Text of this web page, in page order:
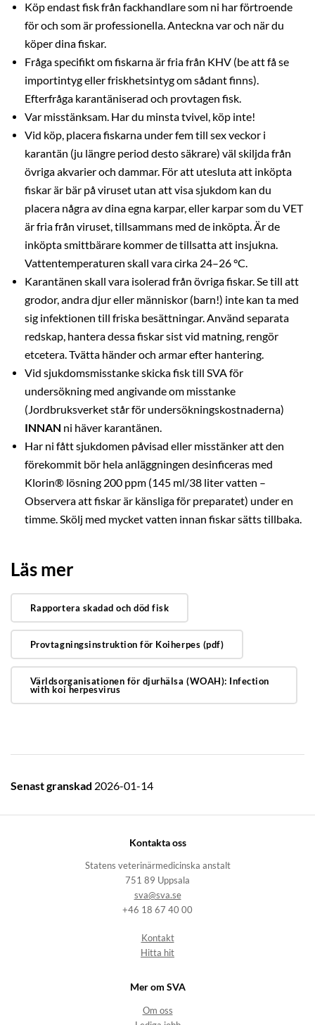
Köp endast fisk från fackhandlare som ni har förtroende
för och som är professionella. Anteckna var och när du
köper dina fiskar.
Fråga specifikt om fiskarna är fria från KHV (be att få se
importintyg eller friskhetsintyg om sådant finns).
Efterfråga karantäniserad och provtagen fisk.
Var misstänksam. Har du minsta tvivel, köp inte!
Vid köp, placera fiskarna under fem till sex veckor i
karantän (ju längre period desto säkrare) väl skiljda från
övriga akvarier och dammar. För att utesluta att inköpta
fiskar är bär på viruset utan att visa sjukdom kan du
placera några av dina egna karpar, eller karpar som du VET
är fria från viruset, tillsammans med de inköpta. Är de
inköpta smittbärare kommer de tillsatta att insjukna.
Vattentemperaturen skall vara cirka 24–26 °C.
Karantänen skall vara isolerad från övriga fiskar. Se till att
grodor, andra djur eller människor (barn!) inte kan ta med
sig infektionen till friska besättningar. Använd separata
redskap, hantera dessa fiskar sist vid matning, rengör
etcetera. Tvätta händer och armar efter hantering.
Vid sjukdomsmisstanke skicka fisk till SVA för
undersökning med angivande om misstanke
(Jordbruksverket står för undersökningskostnaderna)
INNAN ni häver karantänen.
Har ni fått sjukdomen påvisad eller misstänker att den
förekommit bör hela anläggningen desinficeras med
Klorin® lösning 200 ppm (145 ml/38 liter vatten –
Observera att fiskar är känsliga för preparatet) under en
timme. Skölj med mycket vatten innan fiskar sätts tillbaka.
Läs mer
Rapportera skadad och död fisk
Provtagningsinstruktion för Koiherpes (pdf)
Världsorganisationen för djurhälsa (WOAH): Infection
with koi herpesvirus
Senast granskad 2026-01-14
Kontakta oss
Statens veterinärmedicinska anstalt
751 89 Uppsala
sva@sva.se
+46 18 67 40 00
Kontakt
Hitta hit
Mer om SVA
Om oss